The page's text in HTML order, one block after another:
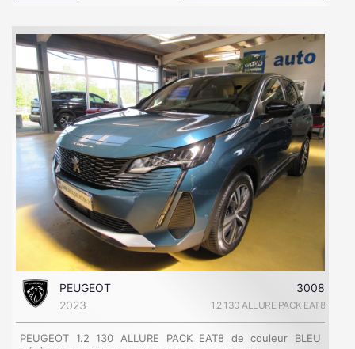
PEUGEOT
3008
2023
1.2 130 ALLURE PACK EAT8
PEUGEOT 1.2 130 ALLURE PACK EAT8 de couleur BLEU